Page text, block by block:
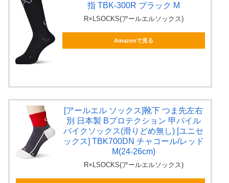
指 TBK-300R ブラック M
R×LSOCKS(アールエルソックス)
Amazonで見る
[アールエル ソックス]靴下 つま先左右
別 日本製 Bプロテクション 甲パイル
バイクソックス(滑りどめ無し) [ユニセ
ックス] TBK700DN チャコール/レッド
M(24-26cm)
R×LSOCKS(アールエルソックス)